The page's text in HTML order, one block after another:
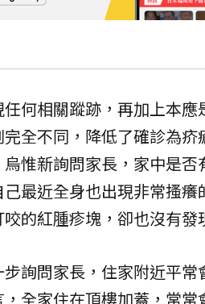
何相關蹤跡，再加上本
全不同，降低了確診為
惟新詢問家長，家中是否
最近全身也出現非常搔
的紅腫疹塊，卻也沒有發
詢問家長，住家附近平
全家住在頂樓加蓋，常